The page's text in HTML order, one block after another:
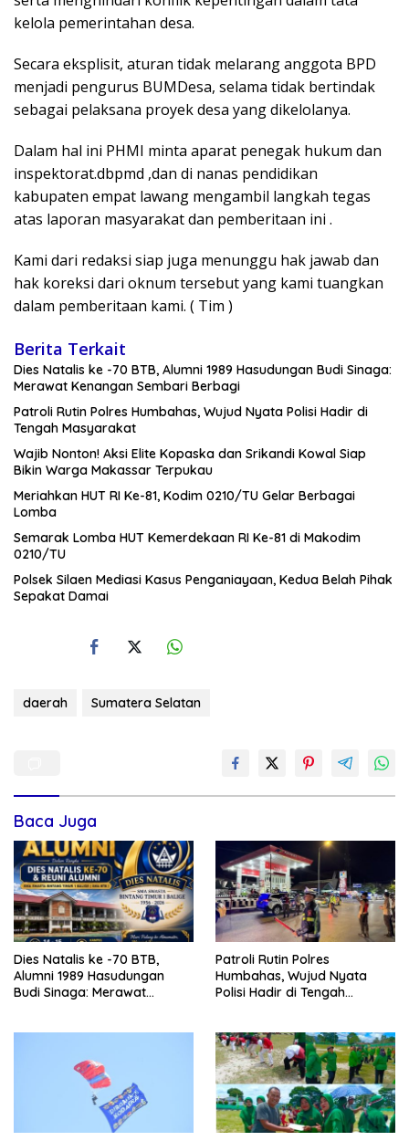
kelola pemerintahan desa.
Secara eksplisit, aturan tidak melarang anggota BPD
menjadi pengurus BUMDesa, selama tidak bertindak
sebagai pelaksana proyek desa yang dikelolanya.
Dalam hal ini PHMI minta aparat penegak hukum dan
inspektorat.dbpmd ,dan di nanas pendidikan
kabupaten empat lawang mengambil langkah tegas
atas laporan masyarakat dan pemberitaan ini .
Kami dari redaksi siap juga menunggu hak jawab dan
hak koreksi dari oknum tersebut yang kami tuangkan
dalam pemberitaan kami. ( Tim )
Berita Terkait
Dies Natalis ke -70 BTB, Alumni 1989 Hasudungan Budi Sinaga:
Merawat Kenangan Sembari Berbagi
Patroli Rutin Polres Humbahas, Wujud Nyata Polisi Hadir di
Tengah Masyarakat
Wajib Nonton! Aksi Elite Kopaska dan Srikandi Kowal Siap
Bikin Warga Makassar Terpukau
Meriahkan HUT RI Ke-81, Kodim 0210/TU Gelar Berbagai
Lomba
Semarak Lomba HUT Kemerdekaan RI Ke-81 di Makodim
0210/TU
Polsek Silaen Mediasi Kasus Penganiayaan, Kedua Belah Pihak
Sepakat Damai
daerah Sumatera Selatan
Baca Juga
Dies Natalis ke -70 BTB,
Alumni 1989 Hasudungan
Budi Sinaga: Merawat
Patroli Rutin Polres
Humbahas, Wujud Nyata
Polisi Hadir di Tengah